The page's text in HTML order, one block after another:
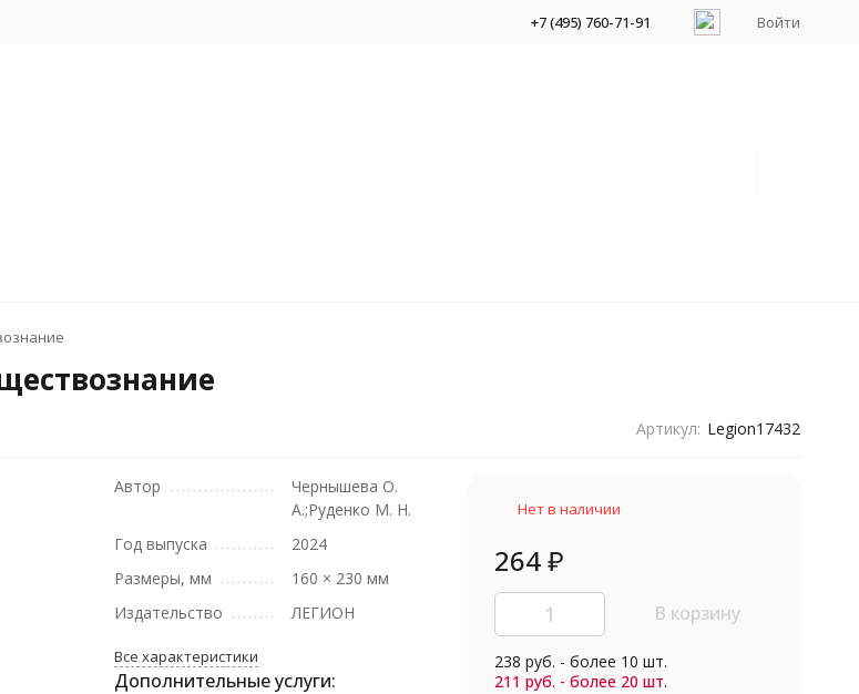
+7 (495) 760-71-91 Войти
Артикул: Legion17432
Автор
Чернышева О.
А.;Руденко М. Н.
Год выпуска
2024
Размеры, мм
160 × 230 мм
Издательство
ЛЕГИОН
Все характеристики
Дополнительные услуги:
Нет в наличии
264₽
В корзину
238 руб. - более 10 шт.
211 руб. - более 20 шт.